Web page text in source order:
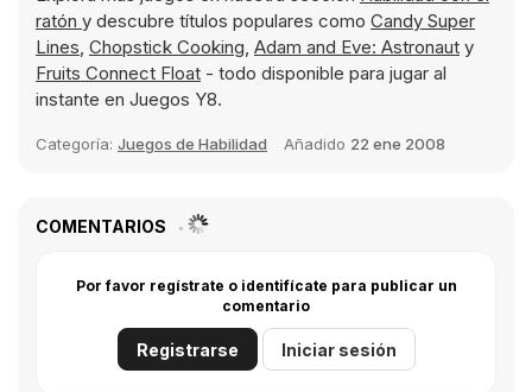
ratón y descubre títulos populares como Candy Super
Lines, Chopstick Cooking, Adam and Eve: Astronaut y
Fruits Connect Float - todo disponible para jugar al
instante en Juegos Y8.
Categoría: Juegos de Habilidad Añadido 22 ene 2008
COMENTARIOS
Por favor regístrate o identifícate para publicar un
comentario
Registrarse Iniciar sesión